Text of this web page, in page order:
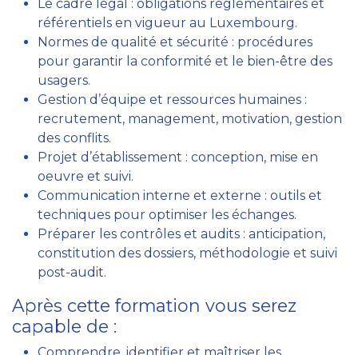
Le cadre légal : obligations réglementaires et
référentiels en vigueur au Luxembourg.
Normes de qualité et sécurité : procédures
pour garantir la conformité et le bien-être des
usagers.
Gestion d’équipe et ressources humaines :
recrutement, management, motivation, gestion
des conflits.
Projet d’établissement : conception, mise en
oeuvre et suivi.
Communication interne et externe : outils et
techniques pour optimiser les échanges.
Préparer les contrôles et audits : anticipation,
constitution des dossiers, méthodologie et suivi
post-audit.
Après cette formation vous serez
capable de :